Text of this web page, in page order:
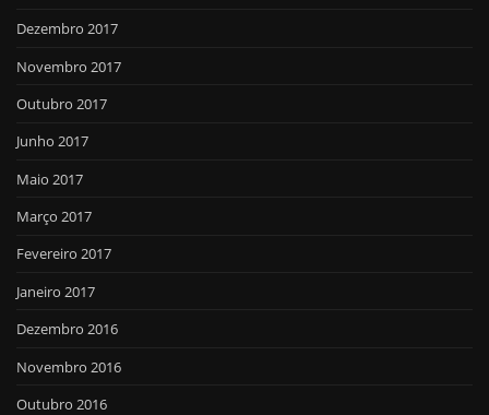
Dezembro 2017
Novembro 2017
Outubro 2017
Junho 2017
Maio 2017
Março 2017
Fevereiro 2017
Janeiro 2017
Dezembro 2016
Novembro 2016
Outubro 2016